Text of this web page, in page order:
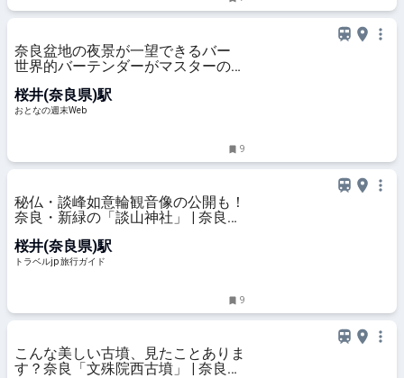
奈良盆地の夜景が一望できるバー
世界的バーテンダーがマスターの店
桜井(奈良県)駅
おとなの週末Web
9
秘仏・談峰如意輪観音像の公開も！
奈良・新緑の「談山神社」 | 奈良県
桜井(奈良県)駅
トラベルjp 旅行ガイド
9
こんな美しい古墳、見たことありま
す？奈良「文殊院西古墳」 | 奈良県